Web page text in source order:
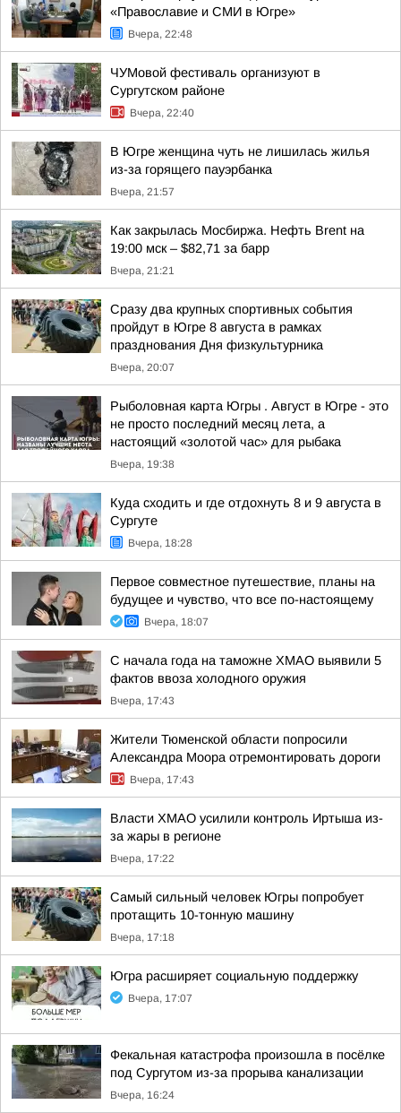
«Православие и СМИ в Югре»
Вчера, 22:48
ЧУМовой фестиваль организуют в
Сургутском районе
Вчера, 22:40
В Югре женщина чуть не лишилась жилья
из-за горящего пауэрбанка
Вчера, 21:57
Как закрылась Мосбиржа. Нефть Brent на
19:00 мск – $82,71 за барр
Вчера, 21:21
Сразу два крупных спортивных события
пройдут в Югре 8 августа в рамках
празднования Дня физкультурника
Вчера, 20:07
Рыболовная карта Югры . Август в Югре - это
не просто последний месяц лета, а
настоящий «золотой час» для рыбака
Вчера, 19:38
Куда сходить и где отдохнуть 8 и 9 августа в
Сургуте
Вчера, 18:28
Первое совместное путешествие, планы на
будущее и чувство, что все по-настоящему
Вчера, 18:07
С начала года на таможне ХМАО выявили 5
фактов ввоза холодного оружия
Вчера, 17:43
Жители Тюменской области попросили
Александра Моора отремонтировать дороги
Вчера, 17:43
Власти ХМАО усилили контроль Иртыша из-
за жары в регионе
Вчера, 17:22
Самый сильный человек Югры попробует
протащить 10-тонную машину
Вчера, 17:18
Югра расширяет социальную поддержку
Вчера, 17:07
Фекальная катастрофа произошла в посёлке
под Сургутом из-за прорыва канализации
Вчера, 16:24